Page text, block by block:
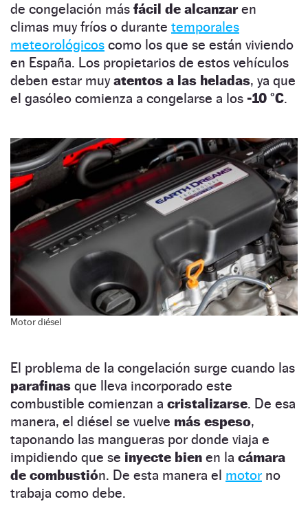
de congelación más fácil de alcanzaren
climas muy fríos o durante temporales
meteorológicos como los que se están viviendo
en España. Los propietarios de estos vehículos
deben estar muyatentos a las heladas, ya que
el gasóleo comienza a congelarse a los -10 °C.
Motor diésel
El problema de la congelación surge cuando las
parafinas que lleva incorporado este
combustible comienzan a cristalizarse. De esa
manera, el diésel se vuelve más espeso,
taponando las mangueras por donde viaja e
impidiendo que se inyecte bien en la cámara
de combustión. De esta manera el motor no
trabaja como debe.